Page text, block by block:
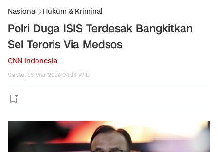
Nasional Hukum & Kriminal
Polri Duga ISIS Terdesak Bangkitkan
Sel Teroris Via Medsos
CNN Indonesia
Sabtu, 16 Mar 2019 04:14 WIB